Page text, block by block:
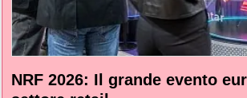
NRF 2026: Il grande evento